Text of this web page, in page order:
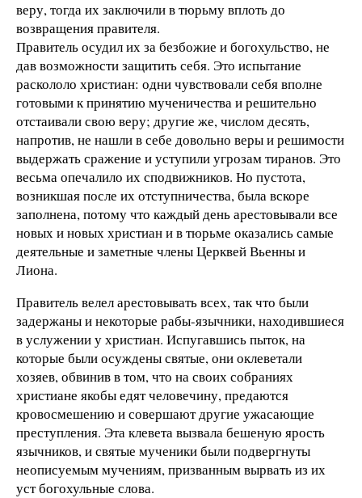
веру, тогда их заключили в тюрьму вплоть до
возвращения правителя.
Правитель осудил их за безбожие и богохульство, не
дав возможности защитить себя. Это испытание
раскололо христиан: одни чувствовали себя вполне
готовыми к принятию мученичества и решительно
отстаивали свою веру; другие же, числом десять,
напротив, не нашли в себе довольно веры и решимости
выдержать сражение и уступили угрозам тиранов. Это
весьма опечалило их сподвижников. Но пустота,
возникшая после их отступничества, была вскоре
заполнена, потому что каждый день арестовывали все
новых и новых христиан и в тюрьме оказались самые
деятельные и заметные члены Церквей Вьенны и
Лиона.
Правитель велел арестовывать всех, так что были
задержаны и некоторые рабы-язычники, находившиеся
в услужении у христиан. Испугавшись пыток, на
которые были осуждены святые, они оклеветали
хозяев, обвинив в том, что на своих собраниях
христиане якобы едят человечину, предаются
кровосмешению и совершают другие ужасающие
преступления. Эта клевета вызвала бешеную ярость
язычников, и святые мученики были подвергнуты
неописуемым мучениям, призванным вырвать из их
уст богохульные слова.